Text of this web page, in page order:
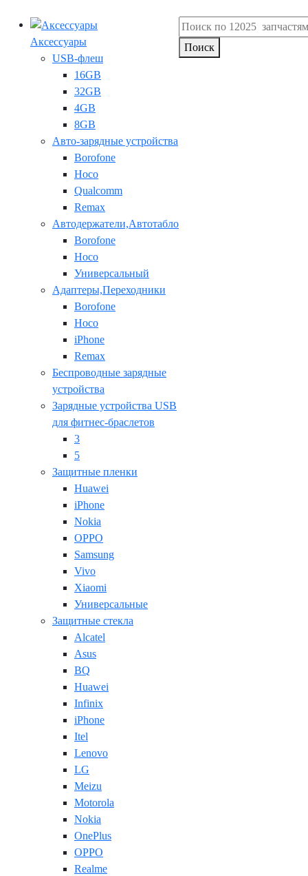
Аксессуары
USB-флеш
16GB
32GB
4GB
8GB
Авто-зарядные устройства
Borofone
Hoco
Qualcomm
Remax
Автодержатели,Автотабло
Borofone
Hoco
Универсальный
Адаптеры,Переходники
Borofone
Hoco
iPhone
Remax
Беспроводные зарядные
устройства
Зарядные устройства USB
для фитнес-браслетов
3
5
Защитные пленки
Huawei
iPhone
Nokia
OPPO
Samsung
Vivo
Xiaomi
Универсальные
Защитные стекла
Alcatel
Asus
BQ
Huawei
Infinix
iPhone
Itel
Lenovo
LG
Meizu
Motorola
Nokia
OnePlus
OPPO
Realme
Поиск